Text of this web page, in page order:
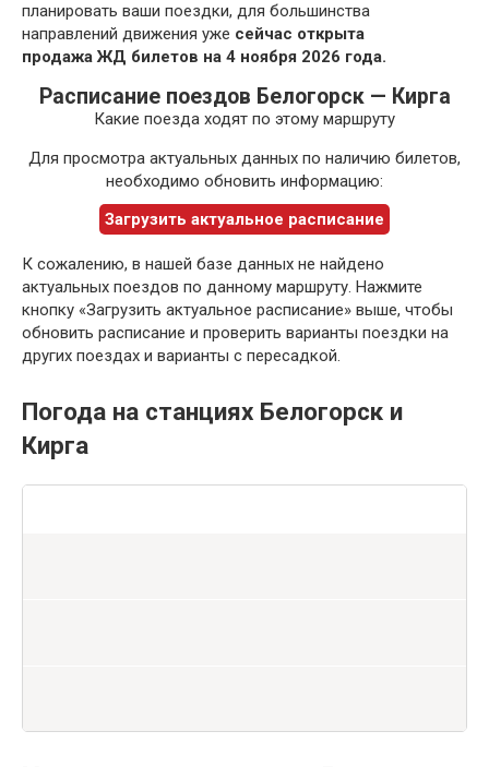
планировать ваши поездки, для большинства
направлений движения уже сейчас открыта
продажа ЖД билетов на 4 ноября 2026 года.
Расписание поездов Белогорск — Кирга
Какие поезда ходят по этому маршруту
Для просмотра актуальных данных по наличию билетов,
необходимо обновить информацию:
Загрузить актуальное расписание
К сожалению, в нашей базе данных не найдено
актуальных поездов по данному маршруту. Нажмите
кнопку «Загрузить актуальное расписание» выше, чтобы
обновить расписание и проверить варианты поездки на
других поездах и варианты с пересадкой.
Погода на станциях Белогорск и
Кирга